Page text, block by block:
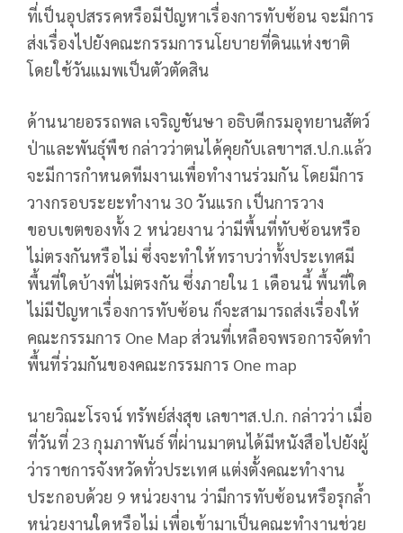
ที่เป็นอุปสรรคหรือมีปัญหาเรื่องการทับซ้อน จะมีการ
ส่งเรื่องไปยังคณะกรรมการนโยบายที่ดินแห่งชาติ
โดยใช้วันแมพเป็นตัวตัดสิน
ด้านนายอรรถพล​ เจริญช​ันษา อธิบดีกรมอุทยานสัตว์
ป่าและพันธุ์พืช กล่าวว่าตนได้คุยกับเลขาฯส.ป.ก.แล้ว
จะมีการกำหนดทีมงานเพื่อทำงานร่วมกัน โดยมีการ
วางกรอบระยะทำงาน 30 วันแรก เป็นการวาง
ขอบเขตของทั้ง​ 2 หน่วยงาน ว่ามีพื้นที่ทับซ้อนหรือ
ไม่ตรงกันหรือไม่ ซึ่งจะทำให้ทราบว่าทั้งประเทศมี
พื้นที่ใดบ้างที่ไม่ตรงกัน​ ซึ่งภายใน 1 เดือนนี้ พื้นที่ใด
ไม่มีปัญหาเรื่องการทับซ้อน ก็จะสามารถส่งเรื่องให้
คณะกรรมการ One Map ส่วนที่เหลือจพรอการจัดทำ
พื้นที่ร่วมกันของคณะกรรมการ​ One​ map
นายวิณะโรจน์​ ทรัพย์ส่งสุข​ เลขาฯส.ป.ก.​ กล่าวว่า​ เมื่อ
ที่วันที่ 23 กุมภาพันธ์​ ที่ผ่านมาตนได้มีหนังสือไปยังผู้
ว่าราชการจังหวัดทั่วประเทศ แต่งตั้งคณะทำงาน
ประกอบด้วย 9 หน่วยงาน ว่ามีการทับซ้อนหรือรุกล้ำ
หน่วยงานใดหรือไม่ เพื่อเข้ามาเป็นคณะทำงานช่วย